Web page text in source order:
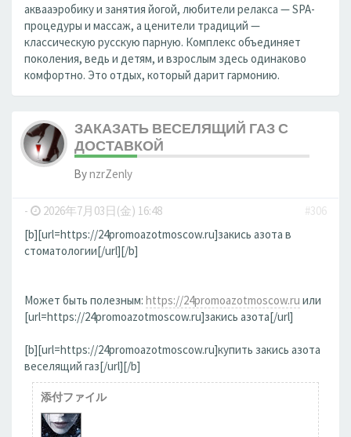
аквааэробику и занятия йогой, любители релакса — SPA-
процедуры и массаж, а ценители традиций —
классическую русскую парную. Комплекс объединяет
поколения, ведь и детям, и взрослым здесь одинаково
комфортно. Это отдых, который дарит гармонию.
ЗАКАЗАТЬ ВЕСЕЛЯЩИЙ ГАЗ С
ДОСТАВКОЙ
BynzrZenly
- 2026年7月03日(金) 16:48
#306
[b][url=https://24promoazotmoscow.ru]закись азота в
стоматологии[/url][/b]
Может быть полезным: https://24promoazotmoscow.ru или
[url=https://24promoazotmoscow.ru]закись азота[/url]
[b][url=https://24promoazotmoscow.ru]купить закись азота
веселящий газ[/url][/b]
添付ファイル